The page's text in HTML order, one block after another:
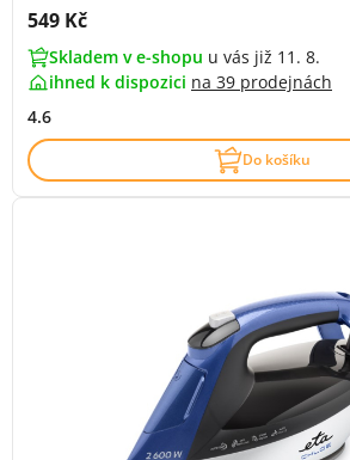
Cena s DPH:
549 Kč
Skladem v e-shopu u vás již 11. 8.
ihned k dispozici na 39 prodejnách
4.6
Do košíku